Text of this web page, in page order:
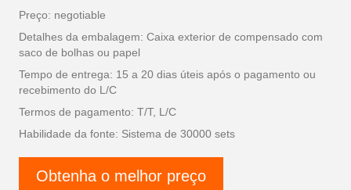
Preço: negotiable
Detalhes da embalagem: Caixa exterior de compensado com
saco de bolhas ou papel
Tempo de entrega: 15 a 20 dias úteis após o pagamento ou
recebimento do L/C
Termos de pagamento: T/T, L/C
Habilidade da fonte: Sistema de 30000 sets
Obtenha o melhor preço